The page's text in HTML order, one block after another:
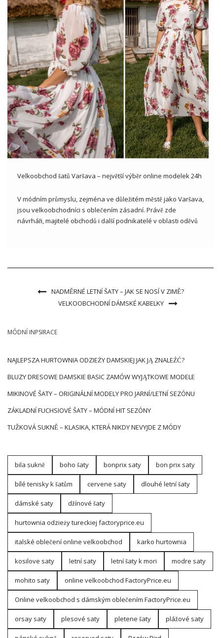
Velkoobchod šatů Varšava – největší výběr online modelek 24h
V módním průmyslu, zejména ve důležitém městě jako Varšava,
jsou velkoobchodníci s oblečením zásadní. Právě zde
návrháři, majitelé obchodů i další podnikatelé v oblasti oděvů
NADMĚRNÉ LETNÍ ŠATY – JAK SE NOSÍ V ZIMĚ?
VELKOOBCHODNÍ DÁMSKÉ KABELKY
MÓDNÍ INPSIRACE
NAJLEPSZA HURTOWNIA ODZIEŻY DAMSKIEJ JAK JĄ ZNALEŹĆ?
BLUZY DRESOWE DAMSKIE BASIC ZAMÓW WYJĄTKOWE MODELE
MIKINOVÉ ŠATY – ORIGINÁLNÍ MODELY PRO JARNÍ/LETNÍ SEZÓNU
ZÁKLADNÍ FUCHSIOVÉ ŠATY – MÓDNÍ HIT SEZÓNY
TUŽKOVÁ SUKNĚ – KLASIKA, KTERÁ NIKDY NEVYJDE Z MÓDY
bila sukně boho šaty bonprix saty bon prix saty
bílé tenisky k šatům cervene saty dlouhé letní šaty
dámské saty džínové šaty
hurtownia odzieży tureckiej factoryprice.eu
italské oblečení online velkoobchod karko hurtownia
kosilove saty letní saty letní šaty k mori modre saty
mohito saty online velkoobchod FactoryPrice.eu
Online velkoobchod s dámským oblečením FactoryPrice.eu
orsay saty plesové saty pletene šaty plážové saty